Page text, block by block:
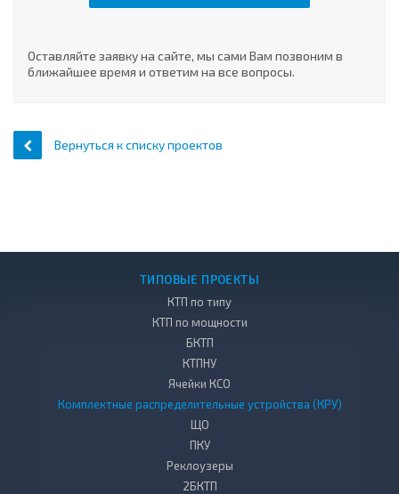
Оставляйте заявку на сайте, мы сами Вам позвоним в
ближайшее время и ответим на все вопросы.
Вернуться к списку проектов
ТИПОВЫЕ ПРОЕКТЫ
КТП по типу
КТП по мощности
БКТП
КТПНУ
Ячейки КСО
Комплектные распределительные устройства (КРУ)
ЩО
ПКУ
Реклоузеры
2БКТП